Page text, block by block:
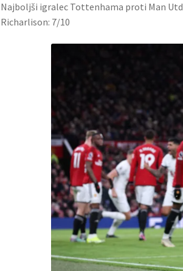
Najboljši igralec Tottenhama proti Man Utd
Richarlison: 7/10